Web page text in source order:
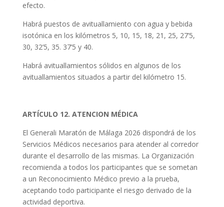
efecto.
Habrá puestos de avituallamiento con agua y bebida
isotónica en los kilómetros 5, 10, 15, 18, 21, 25, 27’5,
30, 32’5, 35. 37’5 y 40.
Habrá avituallamientos sólidos en algunos de los
avituallamientos situados a partir del kilómetro 15.
ARTÍCULO 12. ATENCION MÉDICA
El Generali Maratón de Málaga 2026 dispondrá de los
Servicios Médicos necesarios para atender al corredor
durante el desarrollo de las mismas. La Organización
recomienda a todos los participantes que se sometan
a un Reconocimiento Médico previo a la prueba,
aceptando todo participante el riesgo derivado de la
actividad deportiva.